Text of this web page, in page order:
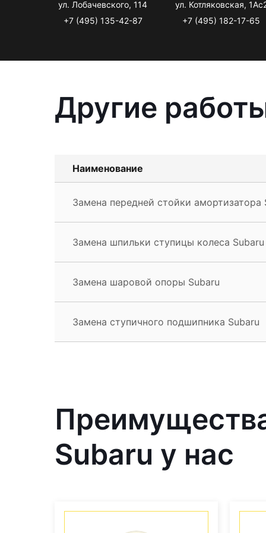
ул. Лобачевского, 114
+7 (495) 135-42-87
ул. Котляковская,
+7 (495) 182-17-65
Другие
Наименование
Замена передней стойки амортизатора
Замена шпильки ступицы колеса Subaru
Замена шаровой опоры Subaru
Замена ступичного подшипника Subaru
Subaru у нас